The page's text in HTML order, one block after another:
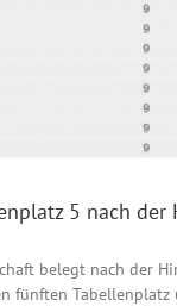
5 nach der
belegt nach der
fünften Tabellenplatz